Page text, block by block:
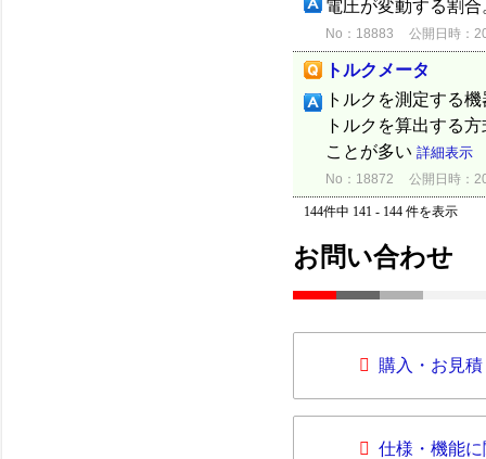
電圧が変動する割
No：18883 公開日時：
トルクメータ
トルクを測定する
トルクを算出する
ことが多い 詳細表示
No：18872 公開日時：
144件中 141 - 144 件を表示
お問い合わせ
購入・お見
仕様・機能